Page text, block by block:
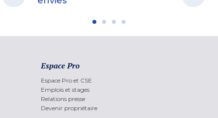
Espace Pro
Espace Pro et CSE
Emplois et stages
Relations presse
Devenir propriétaire